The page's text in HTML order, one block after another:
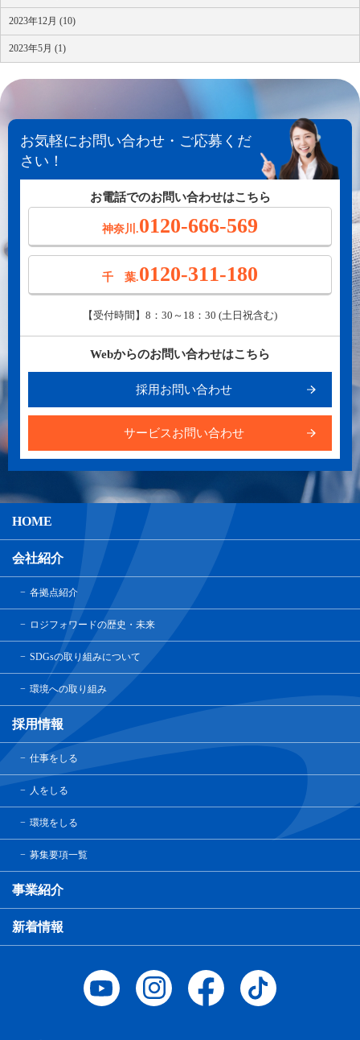
2023年12月 (10)
2023年5月 (1)
お気軽にお問い合わせ・ご応募くだ
さい！
お電話でのお問い合わせはこちら
神奈川.0120-666-569
千 葉.0120-311-180
【受付時間】8：30～18：30 (土日祝含む)
Webからのお問い合わせはこちら
採用お問い合わせ
サービスお問い合わせ
HOME
会社紹介
各拠点紹介
ロジフォワードの歴史・未来
SDGsの取り組みについて
環境への取り組み
採用情報
仕事をしる
人をしる
環境をしる
募集要項一覧
事業紹介
新着情報